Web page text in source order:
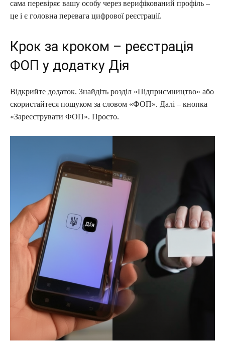
сама перевіряє вашу особу через верифікований профіль –
це і є головна перевага цифрової реєстрації.
Крок за кроком – реєстрація
ФОП у додатку Дія
Відкрийте додаток. Знайдіть розділ «Підприємництво» або
скористайтеся пошуком за словом «ФОП». Далі – кнопка
«Зареєструвати ФОП». Просто.